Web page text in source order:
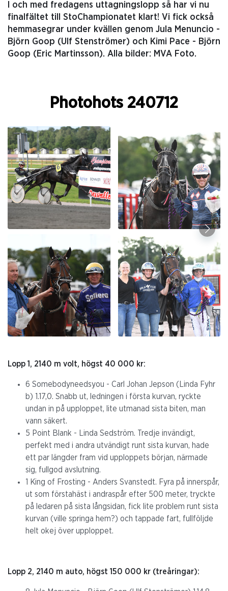
I och med fredagens uttagningslopp så har vi nu
finalfältet till StoChampionatet klart! Vi fick också
hemmasegrar under kvällen genom Jula Menuncio -
Björn Goop (Ulf Stenströmer) och Kimi Pace - Björn
Goop (Eric Martinsson). Alla bilder: MVA Foto.
Photohots 240712
Lopp 1, 2140 m volt, högst 40 000 kr:
6 Somebodyneedsyou - Carl Johan Jepson (Linda Fyhr
b) 1.17,0. Snabb ut, ledningen i första kurvan, ryckte
undan in på upploppet, lite utmanad sista biten, man
vann säkert.
5 Point Blank - Linda Sedström. Tredje invändigt,
perfekt med i andra utvändigt runt sista kurvan, hade
ett par längder fram vid upploppets början, närmade
sig, fullgod avslutning.
1 King of Frosting - Anders Svanstedt. Fyra på innerspår,
ut som förstahäst i andraspår efter 500 meter, tryckte
på ledaren på sista långsidan, fick lite problem runt sista
kurvan (ville springa hem?) och tappade fart, fullföljde
helt okej över upploppet.
Lopp 2, 2140 m auto, högst 150 000 kr (treåringar):